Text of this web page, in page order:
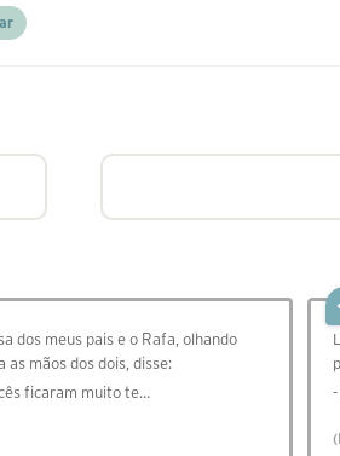
dos meus pais e o Rafa, olhando
mãos dos dois, disse:
ficaram muito te…